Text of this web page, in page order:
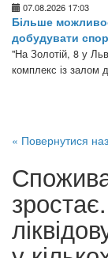
07.08.2026 17:03
Більше
добудувати
"На Золотій, 8 у
комплекс із залом
« Повернутися